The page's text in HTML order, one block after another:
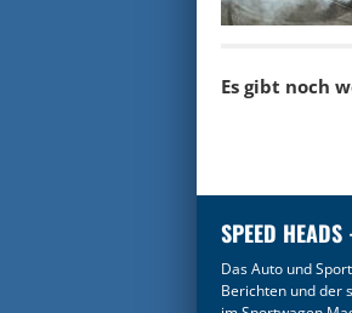
Es gibt noch
SPEED
Das Auto und
Berichten und der